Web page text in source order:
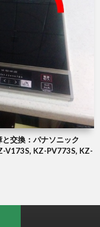
交換：パナソニック
V173S, KZ-PV773S, KZ-